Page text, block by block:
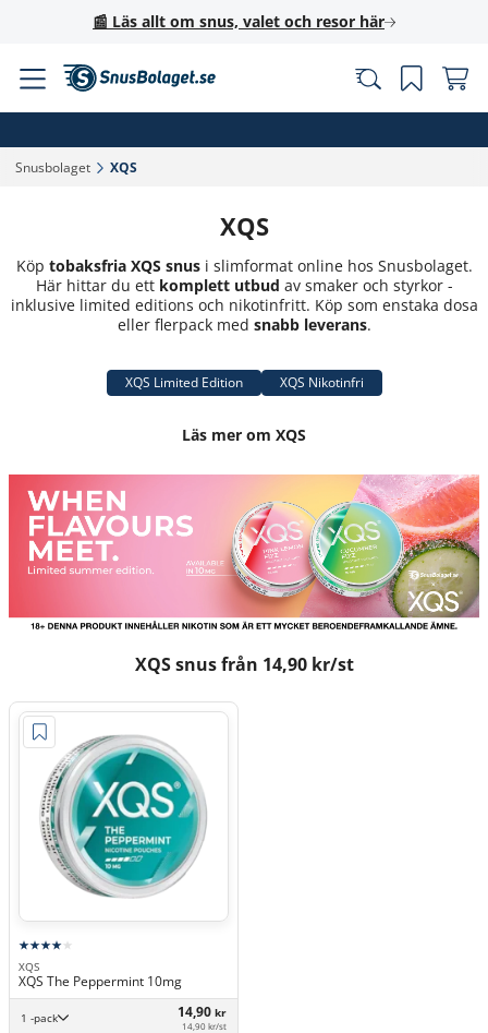
📰 Läs allt om snus, valet och resor här
Snusbolaget‎ XQS‎
XQS
Köp tobaksfria XQS snusi slimformat online hos Snusbolaget.
Här hittar du ett komplett utbud av smaker och styrkor -
inklusive limited editions och nikotinfritt. Köp som enstaka dosa
eller flerpack med snabb leverans.
XQS Limited Edition XQS Nikotinfri
Läs mer om XQS
XQS snus från 14,90 kr/st
XQS
XQS The Peppermint 10mg
1 -pack 14,90 kr
14,90 kr/st